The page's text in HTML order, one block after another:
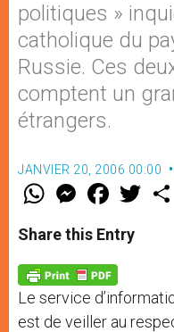
politiques »
catholique du
Russie. Ces
comptent un
étrangers.
JANVIER 20, 2006 00:00
W
t
s
p
p
M
e
s
e
g
e
r
F
a
e
b
o
k
w
Share this Entry
Le service
est de veiller au